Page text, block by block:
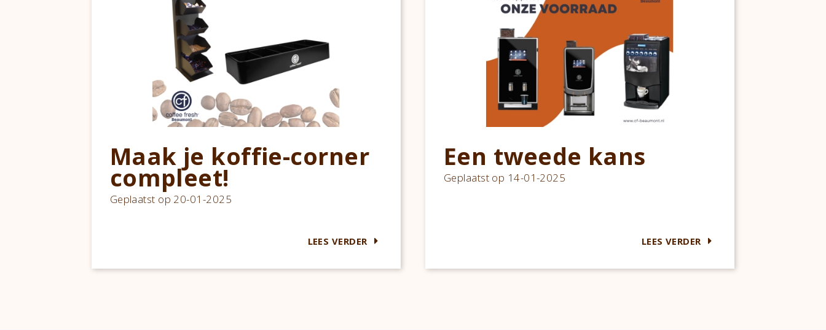
Maak je koffie-corner
compleet!
Geplaatst op 20-01-2025
LEES VERDER
Een tweede kans
Geplaatst op 14-01-2025
LEES VERDER